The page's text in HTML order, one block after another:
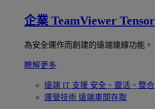
企業 TeamViewer Tensor
為安全運作而創建的遠端連線功能。
瞭解更多
遠端 IT 支援 安全、靈活、整合
運營技術 遠端車間存取